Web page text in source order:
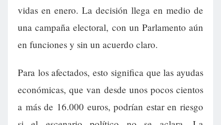
vidas en enero. La decisión llega en medio de
una campaña electoral, con un Parlamento aún
en funciones y sin un acuerdo claro.
Para los afectados, esto significa que las ayudas
económicas, que van desde unos pocos cientos
a más de 16.000 euros, podrían estar en riesgo